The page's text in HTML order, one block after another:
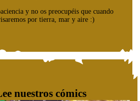
y no os preocupéis que cuando
por tierra, mar y aire :)
nuestros cómics